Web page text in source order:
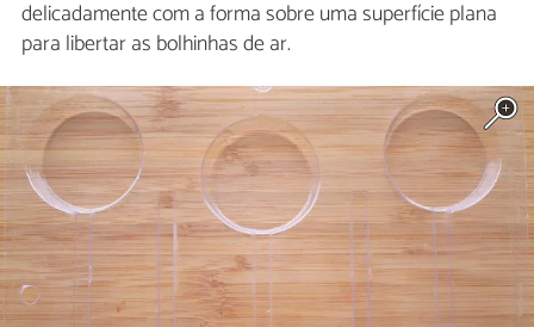
delicadamente com a forma sobre uma superfície plana
para libertar as bolhinhas de ar.